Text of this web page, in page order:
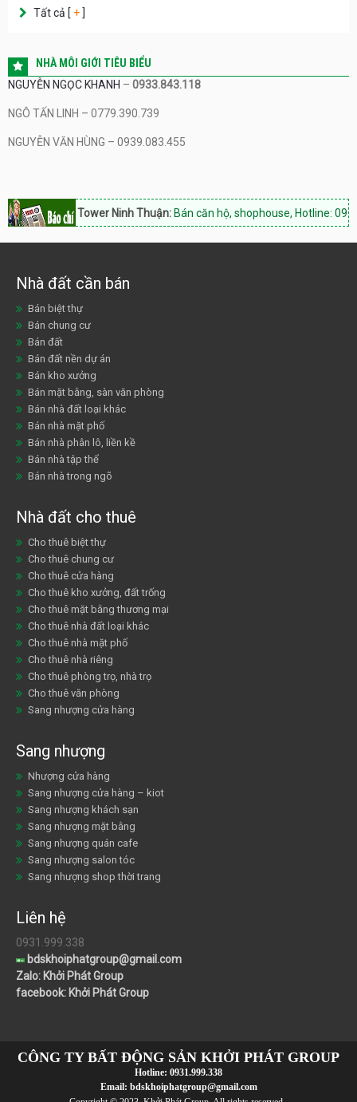
Tất cả [ + ]
NHÀ MÔI GIỚI TIÊU BIỂU
NGUYỄN NGỌC KHANH – 0933.843.118
NGÔ TẤN LINH – 0779.390.739
NGUYỄN VĂN HÙNG – 0939.083.455
Hacom Tower Ninh Thuận:Bán căn hộ, shophouse, Hotline:
Nhà đất cần bán
Bán biệt thự
Bán chung cư
Bán đất
Bán đất nền dự án
Bán kho xưởng
Bán mặt bằng, sàn văn phòng
Bán nhà đất loại khác
Bán nhà mặt phố
Bán nhà phân lô, liền kề
Bán nhà tập thể
Bán nhà trong ngõ
Nhà đất cho thuê
Cho thuê biệt thự
Cho thuê chung cư
Cho thuê cửa hàng
Cho thuê kho xưởng, đất trống
Cho thuê mặt bằng thương mại
Cho thuê nhà đất loại khác
Cho thuê nhà mặt phố
Cho thuê nhà riêng
Cho thuê phòng trọ, nhà trọ
Cho thuê văn phòng
Sang nhượng cửa hàng
Sang nhượng
Nhượng cửa hàng
Sang nhượng cửa hàng – kiot
Sang nhượng khách sạn
Sang nhượng mặt bằng
Sang nhượng quán cafe
Sang nhượng salon tóc
Sang nhượng shop thời trang
Liên hệ
0931.999.338
bdskhoiphatgroup@gmail.com
Zalo: Khởi Phát Group
facebook: Khởi Phát Group
CÔNG TY BẤT ĐỘNG SẢN KHỞI PHÁT GROUP
Hotline: 0931.999.338
Email: bdskhoiphatgroup@gmail.com